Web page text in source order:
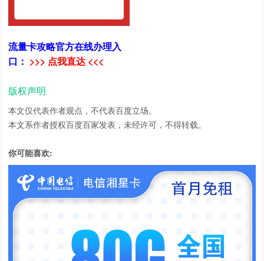
流量卡攻略官方在线办理入
口： >>> 点我直达 <<<
版权声明
本文仅代表作者观点，不代表百度立场。
本文系作者授权百度百家发表，未经许可，不得转载。
你可能喜欢: